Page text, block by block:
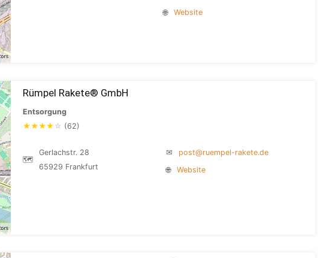
🌐
Website
Rümpel Rakete® GmbH
Entsorgung
★★★★ ☆ (62)
🗺
Gerlachstr. 28
65929 Frankfurt
✉
post@ruempel-rakete.de
🌐
Website